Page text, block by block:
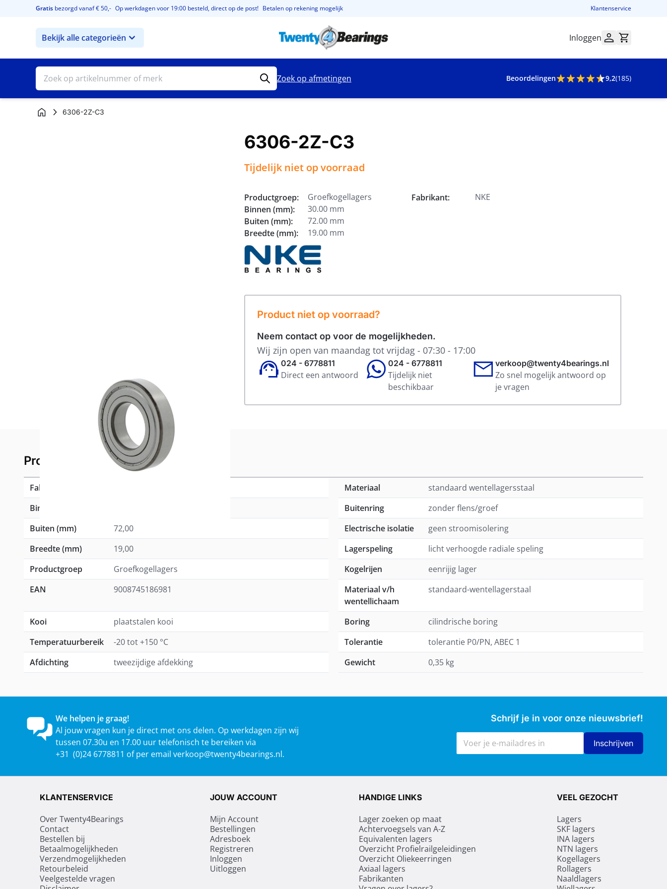
Ga naar de inhoud
Gratis bezorgd vanaf € 50,- Op werkdagen voor 19:00 besteld, direct op de post! Betalen op rekening mogelijk Klantenservice
Bekijk alle categorieën Inloggen
Zoek op afmetingen Beoordelingen 9,2(185)
6306-2Z-C3
6306-2Z-C3
Tijdelijk niet op voorraad
Productgroep:
Groefkogellagers
Binnen (mm):
30.00 mm
Buiten (mm):
72.00 mm
Breedte (mm):
19.00 mm
Fabrikant: NKE
Product niet op voorraad?
Neem contact op voor de mogelijkheden.
Wij zijn open van maandag tot vrijdag - 07:30 - 17:00
024 - 6778811
Direct een antwoord
024 - 6778811
Tijdelijk niet
beschikbaar
verkoop@twenty4bearings.nl
Zo snel mogelijk antwoord op
je vragen
Product specificaties
Fabrikant
Binnen (mm)
Buiten (mm)
72,00
Breedte (mm)
19,00
Productgroep
Groefkogellagers
EAN
9008745186981
Kooi
plaatstalen kooi
Temperatuurbereik
-20 tot +150 °C
Afdichting
tweezijdige afdekking
Materiaal
standaard wentellagersstaal
Buitenring
zonder flens/groef
Electrische isolatie
geen stroomisolering
Lagerspeling
licht verhoogde radiale speling
Kogelrijen
eenrijig lager
Materiaal v/h
wentellichaam
standaard-wentellagerstaal
Boring
cilindrische boring
Tolerantie
tolerantie P0/PN, ABEC 1
Gewicht
0,35 kg
We helpen je graag!
Al jouw vragen kun je direct met ons delen. Op werkdagen zijn wij
tussen 07.30u en 17.00 uur telefonisch te bereiken via
+31 (0)24 6778811 of per email verkoop@twenty4bearings.nl.
Schrijf je in voor onze nieuwsbrief!
E-mailadres
Inschrijven
KLANTENSERVICE
Over Twenty4Bearings
Contact
Bestellen bij
Betaalmogelijkheden
Verzendmogelijkheden
Retourbeleid
Veelgestelde vragen
JOUW ACCOUNT
Mijn Account
Bestellingen
Adresboek
Registreren
Inloggen
Uitloggen
HANDIGE LINKS
Lager zoeken op maat
Achtervoegsels van A-Z
Equivalenten lagers
Overzicht Profielrailgeleidingen
Overzicht Oliekeerringen
Axiaal lagers
Fabrikanten
VEEL GEZOCHT
Lagers
SKF lagers
INA lagers
NTN lagers
Kogellagers
Rollagers
Naaldlagers